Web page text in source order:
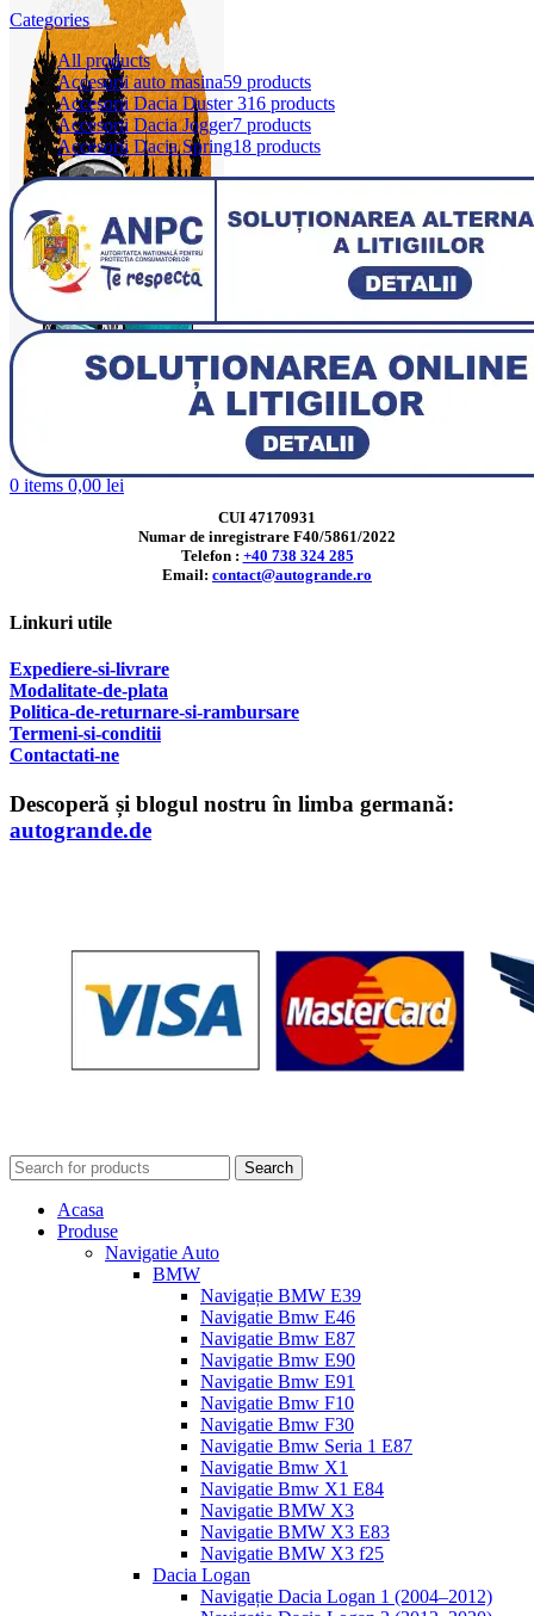
0 items 0,00 lei
Categories
Allproducts
Accesorii auto masina59 products
Accesorii Dacia Duster 316 products
Accesorii Dacia Jogger7 products
Accesorii Dacia Spring18 products
CUI 47170931
Numar de inregistrare F40/5861/2022
Telefon : +40 738 324 285
Email: contact@autogrande.ro
Linkuri utile
Expediere-si-livrare
Modalitate-de-plata
Politica-de-returnare-si-rambursare
Termeni-si-conditii
Contactati-ne
Descoperă și blogul nostru în limba germană:
autogrande.de
Search
Acasa
Produse
Navigatie Auto
BMW
Navigație BMW E39
Navigatie Bmw E46
Navigatie Bmw E87
Navigatie Bmw E90
Navigatie Bmw E91
Navigatie Bmw F10
Navigatie Bmw F30
Navigatie Bmw Seria 1 E87
Navigatie Bmw X1
Navigatie Bmw X1 E84
Navigatie BMW X3
Navigatie BMW X3 E83
Navigatie BMW X3 f25
Dacia Logan
Navigație Dacia Logan 1 (2004–2012)